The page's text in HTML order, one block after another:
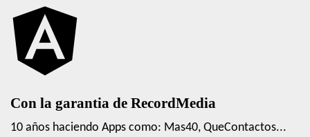
Con la garantia de RecordMedia
10 años haciendo Apps como: Mas40, QueContactos...